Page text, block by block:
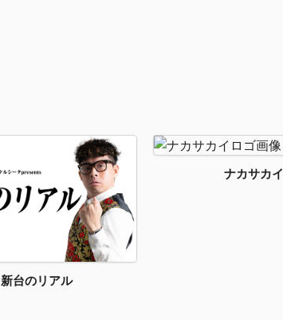
新台のリアル
ナカサカイ